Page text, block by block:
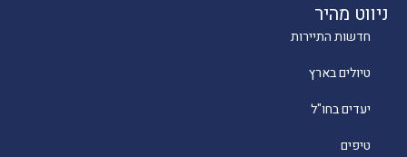
ניווט מהיר
חדשות התיירות
טיולים בארץ
יעדים בחו"ל
טיפים